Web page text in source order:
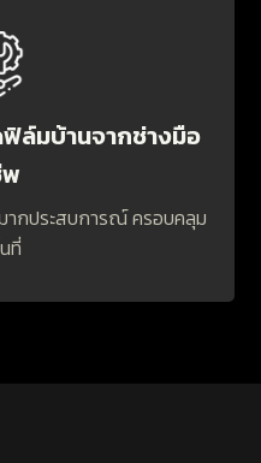
ล์มบ้านจากช่างมือ
ากประสบการณ์ ครอบคลุม
ที่